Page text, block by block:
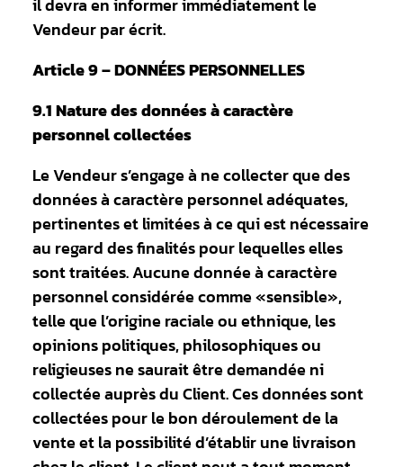
Vendeur par écrit.
Article 9 – DONNÉES PERSONNELLES
9.1 Nature des données à caractère
personnel collectées
Le Vendeur s’engage à ne collecter que des
données à caractère personnel adéquates,
pertinentes et limitées à ce qui est nécessaire
au regard des finalités pour lequelles elles
sont traitées. Aucune donnée à caractère
personnel considérée comme «sensible»,
telle que l’origine raciale ou ethnique, les
opinions politiques, philosophiques ou
religieuses ne saurait être demandée ni
collectée auprès du Client. Ces données sont
collectées pour le bon déroulement de la
vente et la possibilité d’établir une livraison